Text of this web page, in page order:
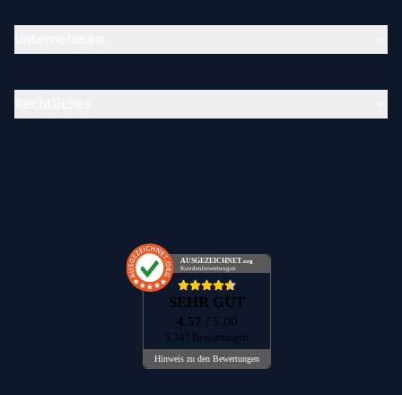
AUSGEZEICHNET.org
Kundenbewertungen
SEHR GUT
4.57 / 5.00
5.347 Bewertungen
Hinweis zu den Bewertungen